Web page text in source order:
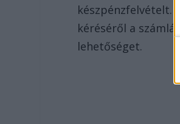
készpénzfelvételt.
kéréséről a
lehetőséget.